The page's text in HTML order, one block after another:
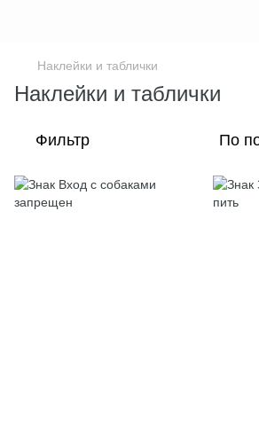
Наклейки и таблички
Наклейки и таблички
Фильтр По